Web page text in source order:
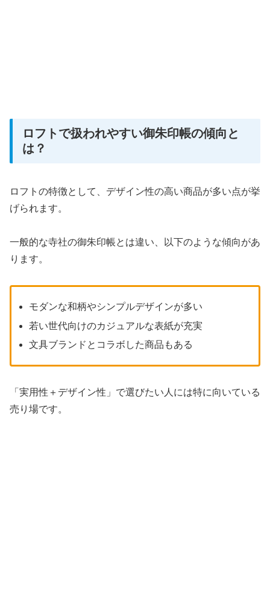
ロフトで扱われやすい御朱印帳の傾向と
は？
ロフトの特徴として、デザイン性の高い商品が多い点が挙
げられます。
一般的な寺社の御朱印帳とは違い、以下のような傾向があ
ります。
モダンな和柄やシンプルデザインが多い
若い世代向けのカジュアルな表紙が充実
文具ブランドとコラボした商品もある
「実用性＋デザイン性」で選びたい人には特に向いている
売り場です。